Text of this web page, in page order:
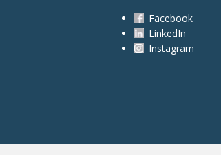
Facebook
LinkedIn
Instagram